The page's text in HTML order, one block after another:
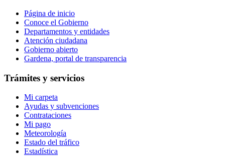
Página de inicio
Conoce el Gobierno
Departamentos y entidades
Atención ciudadana
Gobierno abierto
Gardena, portal de transparencia
Trámites y servicios
Mi carpeta
Ayudas y subvenciones
Contrataciones
Mi pago
Meteorología
Estado del tráfico
Estadística